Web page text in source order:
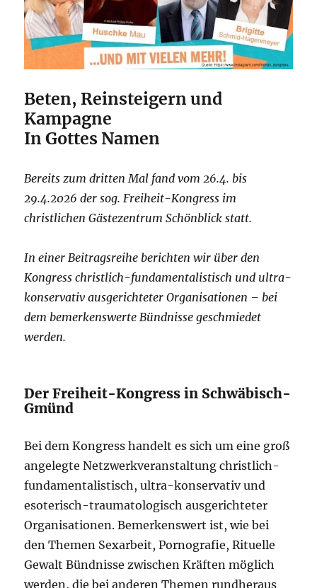
Beten, Reinsteigern und
Kampagne
In Gottes Namen
Bereits zum dritten Mal fand vom 26.4. bis
29.4.2026 der sog. Freiheit-Kongress im
christlichen Gästezentrum Schönblick statt.
In einer Beitragsreihe berichten wir über den
Kongress christlich-fundamentalistisch und ultra-
konservativ ausgerichteter Organisationen – bei
dem bemerkenswerte Bündnisse geschmiedet
werden.
Der Freiheit-Kongress in Schwäbisch-
Gmünd
Bei dem Kongress handelt es sich um eine groß
angelegte Netzwerkveranstaltung christlich-
fundamentalistisch, ultra-konservativ und
esoterisch-traumatologisch ausgerichteter
Organisationen. Bemerkenswert ist, wie bei
den Themen Sexarbeit, Pornografie, Rituelle
Gewalt Bündnisse zwischen Kräften möglich
werden, die bei anderen Themen rundheraus